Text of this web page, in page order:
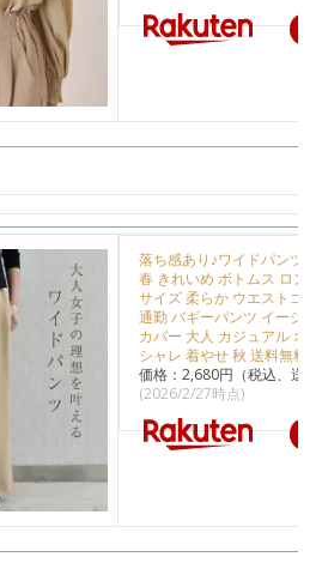
落ち感あり♪ワイドパンツ
春 きれいめ ボトムス ロン
サイズ 柔らか ウエストゴ
通勤 バギーパンツ イージ
カバー 大人 カジュアル オ
シャレ 着やせ 秋 送料無料
価格：2,680円（税込、送
(2026/2/27時点)